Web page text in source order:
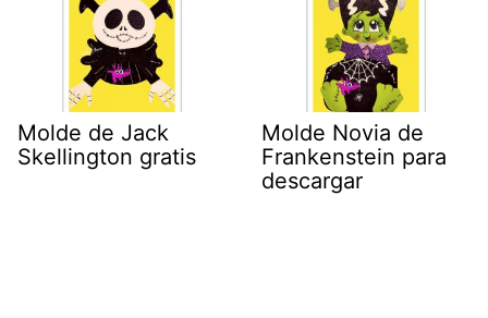
Molde de Jack
Skellington gratis
Molde Novia de
Frankenstein para
descargar